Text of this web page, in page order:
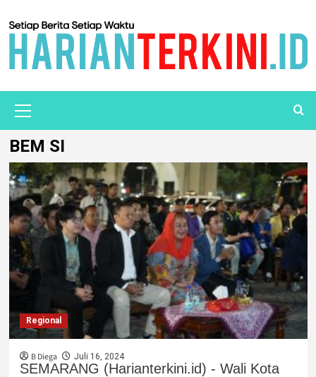
BEM SI
Regional
B Diega Juli 16, 2024
SEMARANG (Harianterkini.id) - Wali Kota